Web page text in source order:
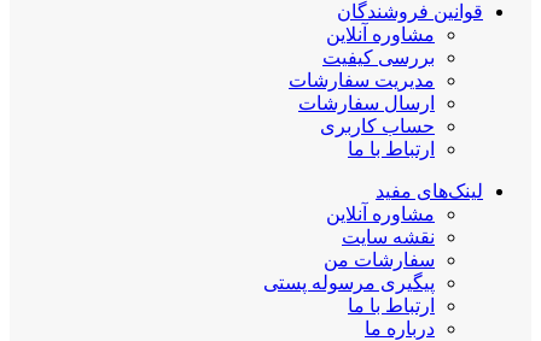
قوانین فروشندگان
مشاوره آنلاین
بررسی کیفیت
مدیریت سفارشات
ارسال سفارشات
حساب کاربری
ارتباط با ما
لینک‌های مفید
مشاوره آنلاین
نقشه سایت
سفارشات من
پیگیری مرسوله پستی
ارتباط با ما
درباره ما